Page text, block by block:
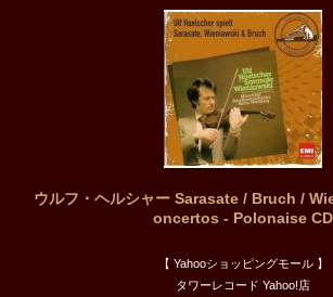
ウルフ・ヘルシャー Sarasate / Bruch /
oncertos - Polonaise CD
【 Yahooショッピングモール 】
タワーレコード Yahoo!店